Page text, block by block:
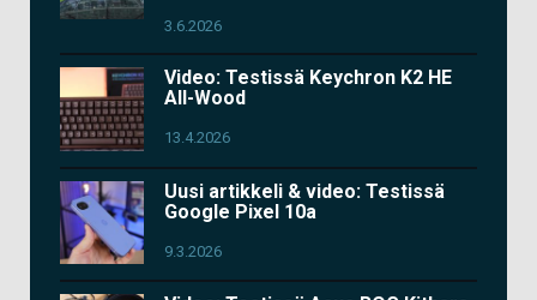
3.6.2026
Video: Testissä Keychron K2 HE
All-Wood
13.4.2026
Uusi artikkeli & video: Testissä
Google Pixel 10a
9.3.2026